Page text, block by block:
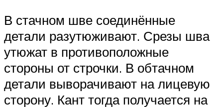
В стачном шве соединённые
детали разутюживают. Срезы шва
утюжат в противоположные
стороны от строчки. В обтачном
детали выворачивают на лицевую
сторону. Кант тогда получается на